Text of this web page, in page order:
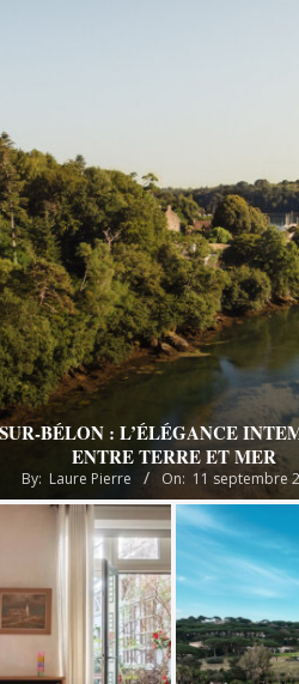
BÉLON : L’ÉLÉGANCE
ENTRE TERRE ET MER
By: Laure Pierre On: 11 septembre